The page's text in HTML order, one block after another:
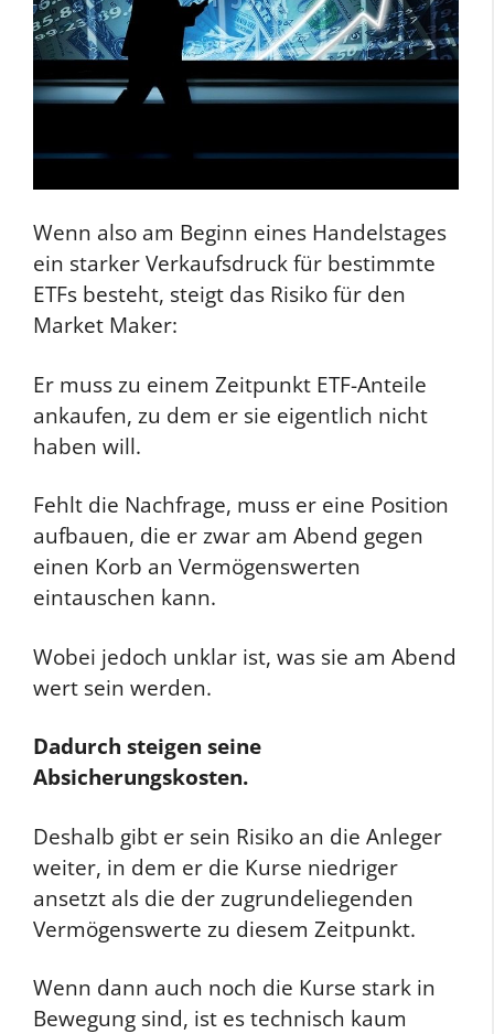
Wenn also am Beginn eines Handelstages
ein starker Verkaufsdruck für bestimmte
ETFs besteht, steigt das Risiko für den
Market Maker:
Er muss zu einem Zeitpunkt ETF-Anteile
ankaufen, zu dem er sie eigentlich nicht
haben will.
Fehlt die Nachfrage, muss er eine Position
aufbauen, die er zwar am Abend gegen
einen Korb an Vermögenswerten
eintauschen kann.
Wobei jedoch unklar ist, was sie am Abend
wert sein werden.
Dadurch steigen seine
Absicherungskosten.
Deshalb gibt er sein Risiko an die Anleger
weiter, in dem er die Kurse niedriger
ansetzt als die der zugrundeliegenden
Vermögenswerte zu diesem Zeitpunkt.
Wenn dann auch noch die Kurse stark in
Bewegung sind, ist es technisch kaum